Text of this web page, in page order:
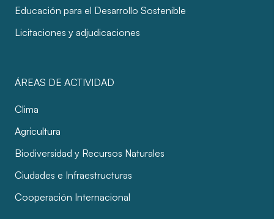
Educación para el Desarrollo Sostenible
Licitaciones y adjudicaciones
ÁREAS DE ACTIVIDAD
Clima
Agricultura
Biodiversidad y Recursos Naturales
Ciudades e Infraestructuras
Cooperación Internacional